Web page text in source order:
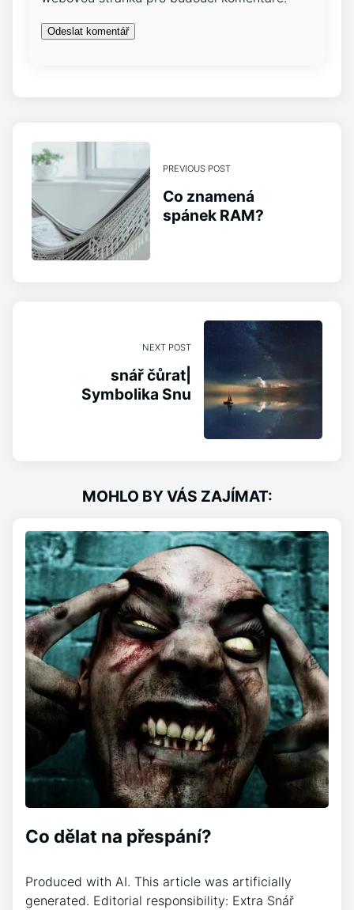
PREVIOUS POST
Co znamená
spánek RAM?
NEXT POST
snář čůrat|
Symbolika Snu
MOHLO BY VÁS ZAJÍMAT:
Co dělat na přespání?
Produced with AI. This article was artificially
generated. Editorial responsibility: Extra Snář